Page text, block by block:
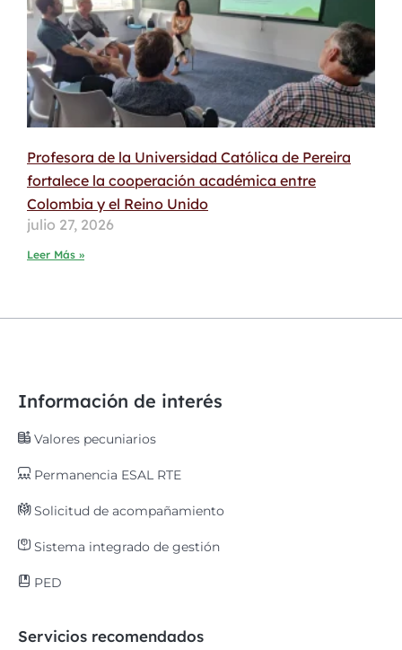
Profesora de la Universidad Católica de Pereira
fortalece la cooperación académica entre
Colombia y el Reino Unido
julio 27, 2026
Leer Más »
Información de interés
Valores pecuniarios
Permanencia ESAL RTE
Solicitud de acompañamiento
Sistema integrado de gestión
PED
Servicios recomendados